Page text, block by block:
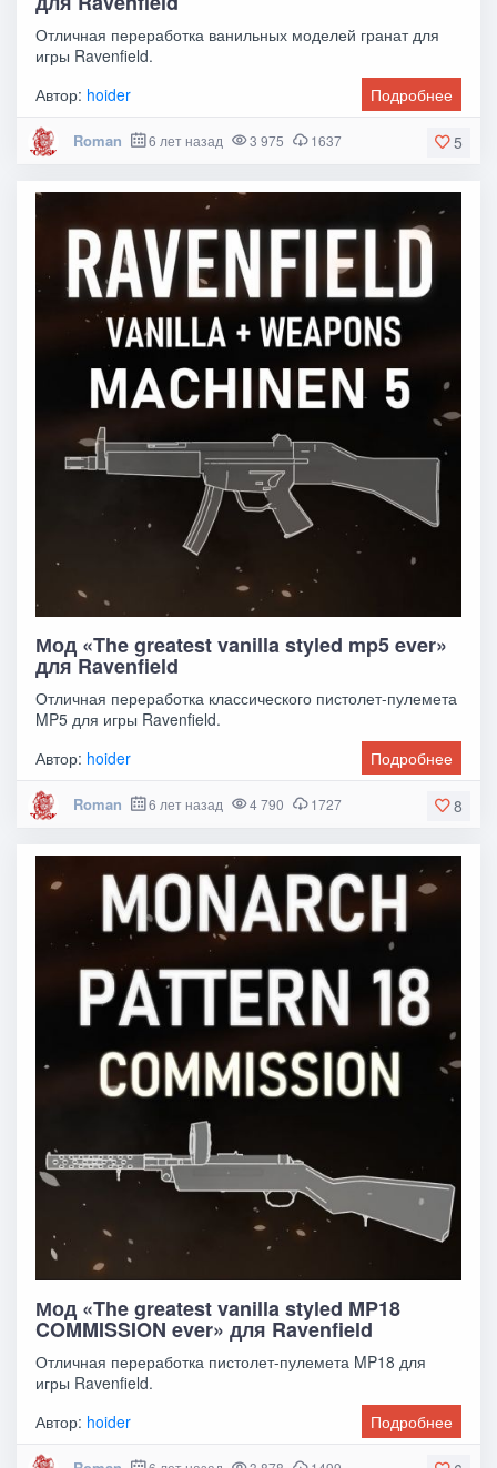
Отличная переработка ванильных моделей гранат для
игры Ravenfield.
Автор: hoider Подробнее
5
Roman 6 лет назад 3 975 1637
Мод «The greatest vanilla styled mp5 ever»
для Ravenfield
Отличная переработка классического пистолет-пулемета
MP5 для игры Ravenfield.
Автор: hoider Подробнее
8
Roman 6 лет назад 4 790 1727
Мод «The greatest vanilla styled MP18
COMMISSION ever» для Ravenfield
Отличная переработка пистолет-пулемета MP18 для
игры Ravenfield.
Автор: hoider Подробнее